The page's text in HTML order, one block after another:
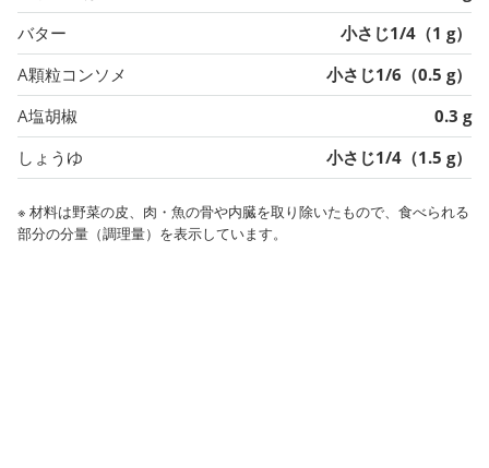
バター
小さじ1/4（1 g）
A顆粒コンソメ
小さじ1/6（0.5 g）
A塩胡椒
0.3 g
しょうゆ
小さじ1/4（1.5 g）
※ 材料は野菜の皮、肉・魚の骨や内臓を取り除いたもので、食べられる
部分の分量（調理量）を表示しています。